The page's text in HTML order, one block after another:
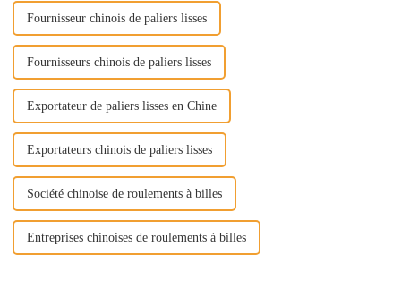
Fournisseur chinois de paliers lisses
Fournisseurs chinois de paliers lisses
Exportateur de paliers lisses en Chine
Exportateurs chinois de paliers lisses
Société chinoise de roulements à billes
Entreprises chinoises de roulements à billes